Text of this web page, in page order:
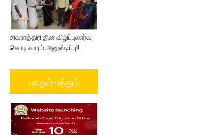
சிவராத்திரி தின விழிப்புணர்வு
கொடி வாரம் அனுஸ்டிப்பு!!
பலதும் பத்தும்